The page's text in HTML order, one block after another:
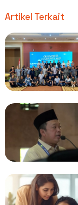
Artikel Terkait